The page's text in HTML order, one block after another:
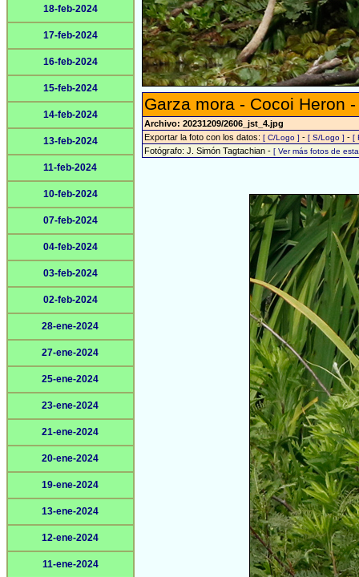
18-feb-2024
17-feb-2024
16-feb-2024
15-feb-2024
14-feb-2024
13-feb-2024
11-feb-2024
10-feb-2024
07-feb-2024
04-feb-2024
03-feb-2024
02-feb-2024
28-ene-2024
27-ene-2024
25-ene-2024
23-ene-2024
21-ene-2024
20-ene-2024
19-ene-2024
13-ene-2024
12-ene-2024
11-ene-2024
Garza mora - Cocoi Heron
Archivo: 20231209/2606_jst_4.jpg
Exportar la foto con los datos: [ C/Logo ] - [ S/Logo ] - [
Fotógrafo: J. Simón Tagtachian - [ Ver más fotos de